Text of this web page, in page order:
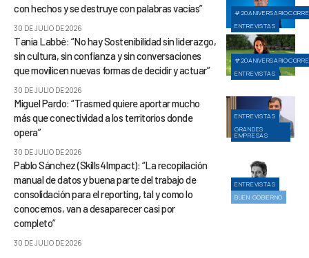
ENTREVISTAS
con hechos y se destruye con palabras vacías”
30 DE JULIO DE 2026
ENTREVISTAS
Tania Labbé: “No hay Sostenibilidad sin liderazgo,
sin cultura, sin confianza y sin conversaciones
que movilicen nuevas formas de decidir y actuar”
30 DE JULIO DE 2026
ENTREVISTAS
GRANDES
EMPRESAS
Miguel Pardo: “Trasmed quiere aportar mucho
más que conectividad a los territorios donde
opera”
30 DE JULIO DE 2026
ENTREVISTAS
BUEN GOBIERNO
Pablo Sánchez (Skills4Impact): “La recopilación
manual de datos y buena parte del trabajo de
consolidación para el reporting, tal y como lo
conocemos, van a desaparecer casi por
completo”
30 DE JULIO DE 2026